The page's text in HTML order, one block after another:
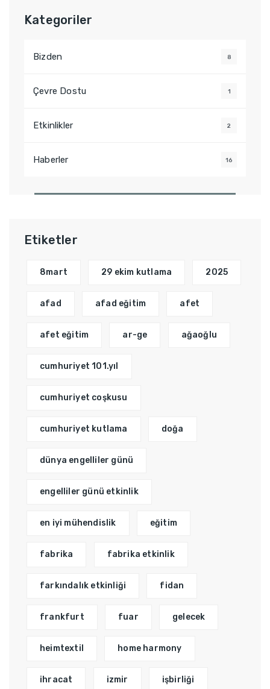
:
Kategoriler
Bizden 8
Çevre Dostu 1
Etkinlikler 2
Haberler 16
Etiketler
8mart 29 ekim kutlama 2025
afad afad eğitim afet
afet eğitim ar-ge ağaoğlu
cumhuriyet 101.yıl
cumhuriyet coşkusu
cumhuriyet kutlama doğa
dünya engelliler günü
engelliler günü etkinlik
en iyi mühendislik eğitim
fabrika fabrika etkinlik
farkındalık etkinliği fidan
frankfurt fuar gelecek
heimtextil home harmony
ihracat izmir işbirliği